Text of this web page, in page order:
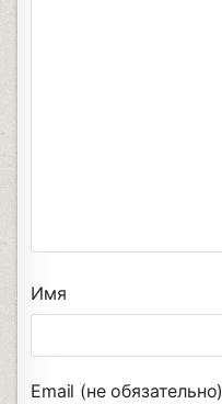
Имя
Email (не обязательно)